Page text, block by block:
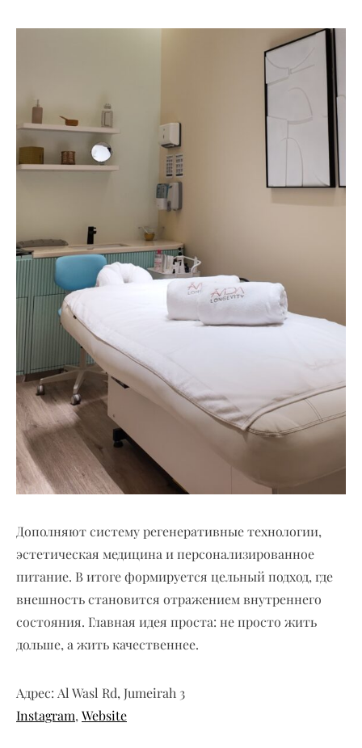
Дополняют систему регенеративные технологии,
эстетическая медицина и персонализированное
питание. В итоге формируется цельный подход, где
внешность становится отражением внутреннего
состояния. Главная идея проста: не просто жить
дольше, а жить качественнее.
Адрес: Al Wasl Rd, Jumeirah 3
Instagram, Website